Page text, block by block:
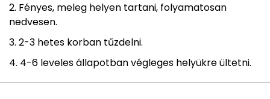
Fényes, meleg helyen tartani, folyamatosan
nedvesen.
2-3 hetes korban tűzdelni.
4-6 leveles állapotban végleges helyükre ültetni.